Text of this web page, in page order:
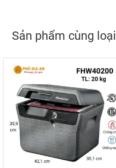
Sản phẩm cùng loại